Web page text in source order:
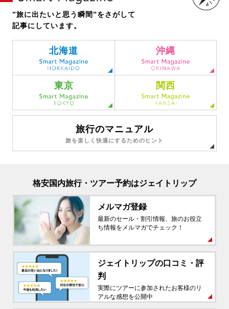
観光情報ウェブマガジン
”旅に出たいと思う瞬間”をさがして
記事にしています。
北海道 沖縄
東京 関西
旅行のマニュアル
格安国内旅行・ツアー予約はジェイトリップ
メルマガ登録
ち情報をメルマガでチェック！
ジェイトリップの
判